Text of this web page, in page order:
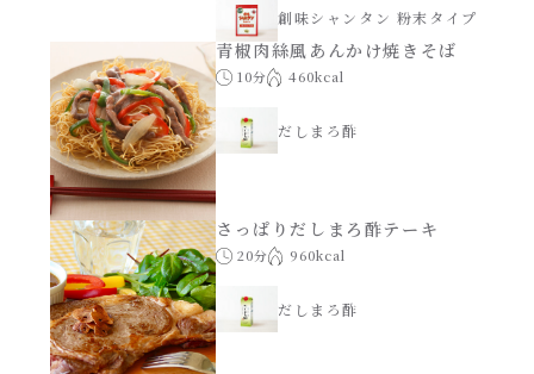
創味シャンタン 粉末タイプ
青椒肉絲風あんかけ焼きそば
10分 460kcal
だしまろ酢
さっぱりだしまろ酢テーキ
20分 960kcal
だしまろ酢